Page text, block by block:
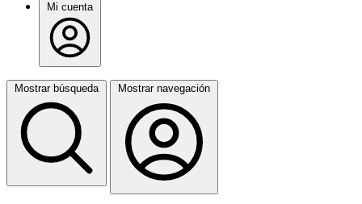
Mi cuenta
Mostrar búsqueda Mostrar navegación